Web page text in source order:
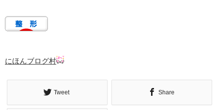
にほんブログ村
Tweet Share